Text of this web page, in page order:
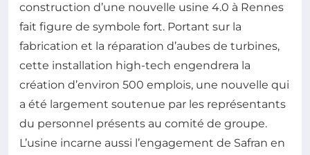
construction d’une nouvelle usine 4.0 à Rennes
fait figure de symbole fort. Portant sur la
fabrication et la réparation d’aubes de turbines,
cette installation high-tech engendrera la
création d’environ 500 emplois, une nouvelle qui
a été largement soutenue par les représentants
du personnel présents au comité de groupe.
L’usine incarne aussi l’engagement de Safran en